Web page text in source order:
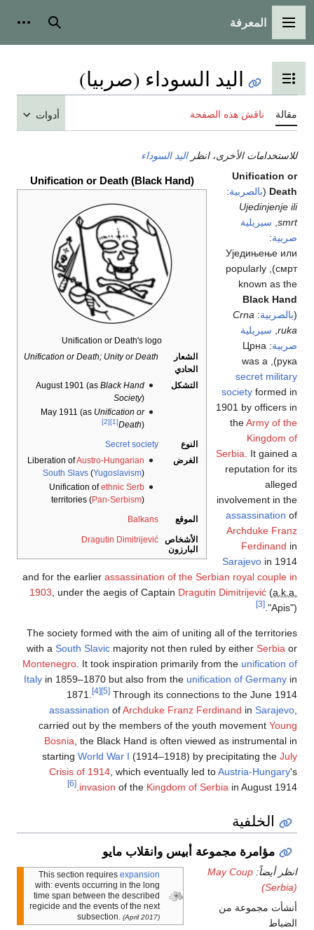
القائمة الرئيسية
المعرفة بحث
تبديل عرض جدول المحتويات
اليد السوداء (صربيا)
مقالة ناقش هذه الصفحة أدوات
للاستخدامات الأخرى، انظراليد السوداء
Unification or Death (Black Hand)
Unification or Death's logo
الشعار
الحادي
Unification or Death; Unity or Death
التشكل August 1901 (asBlack Hand
Society)
May 1911 (as Unification or
Death)
[1]
[2]
النوع
Secret society
الغرض
Liberation ofAustro-Hungarian
South Slavs (Yugoslavism)
Unification ofethnic Serb
territories (Pan-Serbism)
الموقع Balkans
الأشخاص
البارزون
Dragutin Dimitrijević
Unification or
Death
(بالصربية:
Ujedinjenje ili
smrt سيريلية
صربية:
Уједињење или
смрт
), popularly
known as the
Black Hand
(بالصربية:
Crna
ruka سيريلية
صربية:
Црна
рука
), was a
secret military
society formed in
1901 by officers in
theArmy of the
Kingdom of
Serbia . It gained a
reputation for its
alleged
involvement in the
assassination of
Archduke Franz
Ferdinand in
Sarajevo in 1914
and for the earlier assassination of the Serbian royal couple in
1903 , under the aegis of Captain Dragutin Dimitrijević (a.k.a.
"Apis").
[3]
The society formed with the aim of uniting all of the territories
with a South Slavic majority not then ruled by either Serbia or
Montenegro . It took inspiration primarily from the unification of
Italy in 1859–1870 but also from the unification of Germany in
1871.
[4] [5] Through its connections to the June 1914
assassination ofArchduke Franz Ferdinand in Sarajevo
carried out by the members of the youth movement Young
Bosnia , the Black Hand is often viewed as instrumental in
starting World War I (1914–1918) by precipitating the July
Crisis of 1914 , which eventually led toAustria-Hungary's
invasion of the Kingdom of Serbia in August 1914.
[6]
الخلفية
مؤامرة مجموعة أبيس وانقلاب مايو
This section requires expansion
with: events occurring in the long
time span between the described
regicide and the events of the next
subsection. (April 2017)
انظر أيضاً: May Coup
(Serbia)
أنشأت مجموعة من
الضباط